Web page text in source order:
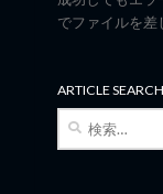
でファイルを差
ARTICLE SEARCH